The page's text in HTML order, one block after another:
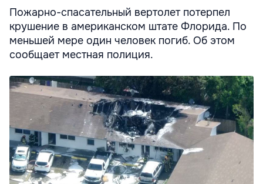
Пожарно-спасательный вертолет потерпел
крушение в американском штате Флорида. По
меньшей мере один человек погиб. Об этом
сообщает местная полиция.